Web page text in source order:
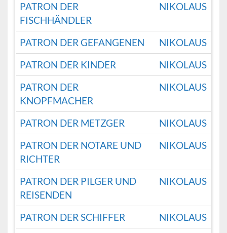
PATRON DER
FISCHHÄNDLER
NIKOLAUS
PATRON DER GEFANGENEN
NIKOLAUS
PATRON DER KINDER
NIKOLAUS
PATRON DER
KNOPFMACHER
NIKOLAUS
PATRON DER METZGER
NIKOLAUS
PATRON DER NOTARE UND
RICHTER
NIKOLAUS
PATRON DER PILGER UND
REISENDEN
NIKOLAUS
PATRON DER SCHIFFER
NIKOLAUS